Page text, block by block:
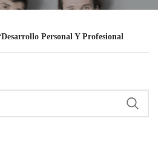
Personal Y Profesional